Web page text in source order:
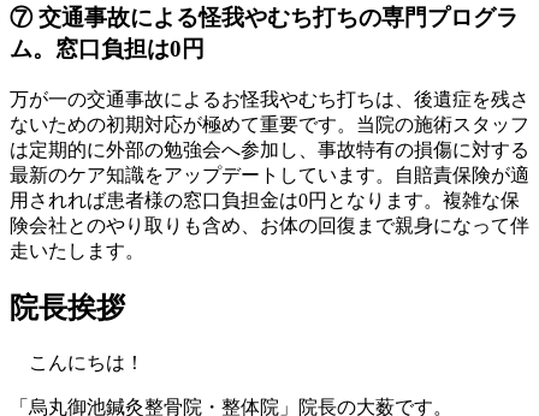
⑦ 交通事故による怪我やむち打ちの専門プログラ
ム。窓口負担は0円
万が一の交通事故によるお怪我やむち打ちは、後遺症を残さ
ないための初期対応が極めて重要です。当院の施術スタッフ
は定期的に外部の勉強会へ参加し、事故特有の損傷に対する
最新のケア知識をアップデートしています。自賠責保険が適
用されれば患者様の窓口負担金は0円となります。複雑な保
険会社とのやり取りも含め、お体の回復まで親身になって伴
走いたします。
院長挨拶
こんにちは！
「烏丸御池鍼灸整骨院・整体院」院長の大薮です。